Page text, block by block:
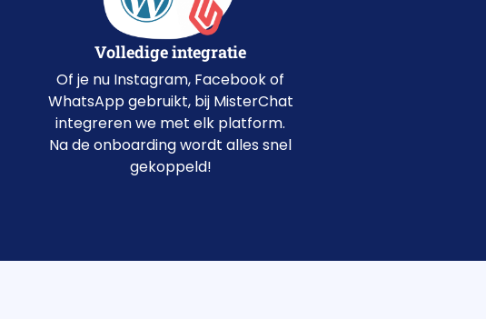
Volledige integratie
Of je nu Instagram, Facebook of
WhatsApp gebruikt, bij MisterChat
integreren we met elk platform.
Na de onboarding wordt alles snel
gekoppeld!